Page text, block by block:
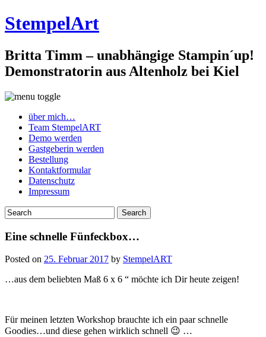
StempelArt
Britta Timm – unabhängige Stampin´up!
Demonstratorin aus Altenholz bei Kiel
über mich…
Team StempelART
Demo werden
Gastgeberin werden
Bestellung
Kontaktformular
Datenschutz
Impressum
Eine schnelle Fünfeckbox…
Posted on 25. Februar 2017 by StempelART
…aus dem beliebten Maß 6 x 6 “ möchte ich Dir heute zeigen!
Für meinen letzten Workshop brauchte ich ein paar schnelle
Goodies…und diese gehen wirklich schnell 😉 …